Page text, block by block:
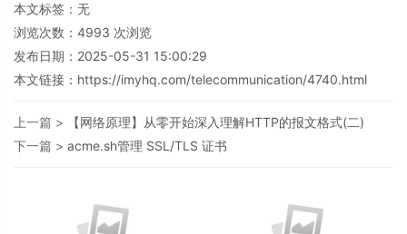
本文标签：无
浏览次数： 4993 次浏览
发布日期：2025-05-31 15:00:29
本文链接： https://imyhq.com/telecommunication/4740.html
上一篇 >
【网络原理】从零开始深入理解HTTP的报文格式(二)
下一篇 > acme.sh管理 SSL/TLS 证书